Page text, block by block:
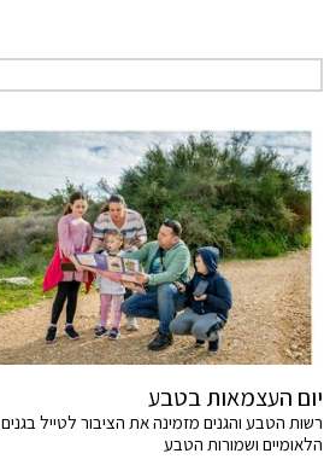
יום העצמאות בטבע
רשות הטבע והגנים מזמינה את הציבור לטייל בגנים
הלאומיים ושמורות הטבע